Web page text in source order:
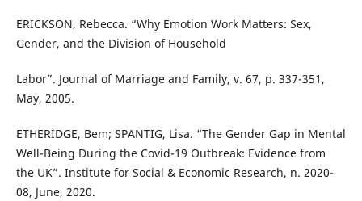
ERICKSON, Rebecca. “Why Emotion Work Matters: Sex,
Gender, and the Division of Household
Labor”. Journal of Marriage and Family, v. 67, p. 337-351,
May, 2005.
ETHERIDGE, Bem; SPANTIG, Lisa. “The Gender Gap in Mental
Well-Being During the Covid-19 Outbreak: Evidence from
the UK”. Institute for Social & Economic Research, n. 2020-
08, June, 2020.